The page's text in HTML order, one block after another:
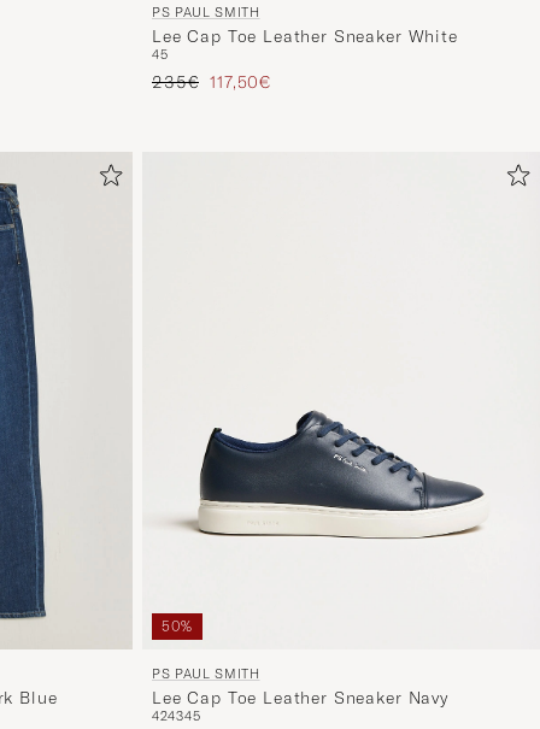
PS PAUL SMITH
Lee Cap Toe Leather Sneaker White
45
Regulärer Preis
235€ Reduzierter Preis
117,50€
Blue
50%
PS PAUL SMITH
Lee Cap Toe Leather Sneaker Navy
424345